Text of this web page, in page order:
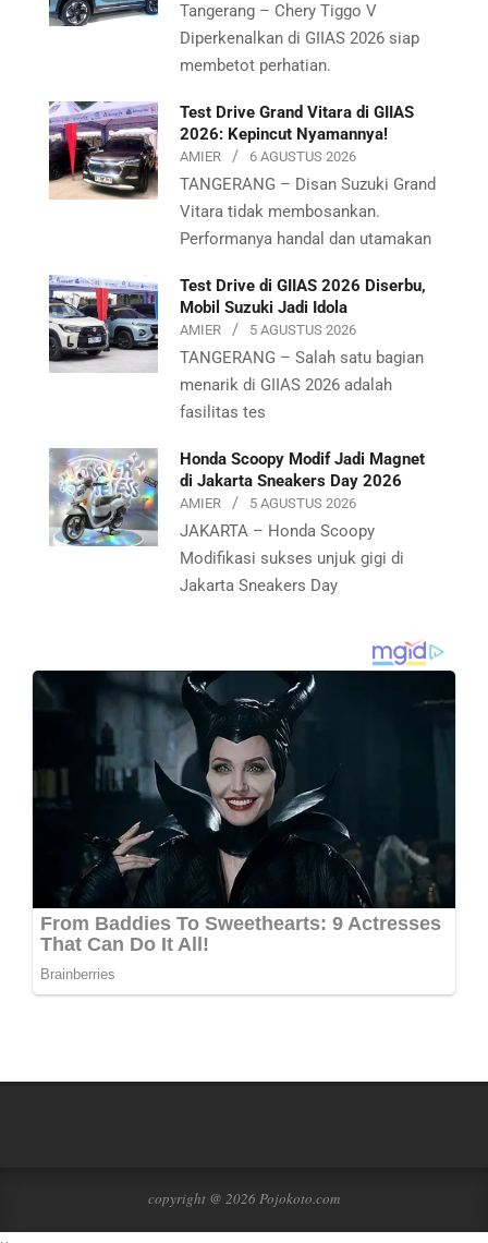
Tangerang – Chery Tiggo V
Diperkenalkan di GIIAS 2026 siap
membetot perhatian.
Test Drive Grand Vitara di GIIAS
2026: Kepincut Nyamannya!
AMIER 6 AGUSTUS 2026
TANGERANG – Disan Suzuki Grand
Vitara tidak membosankan.
Performanya handal dan utamakan
Test Drive di GIIAS 2026 Diserbu,
Mobil Suzuki Jadi Idola
AMIER 5 AGUSTUS 2026
TANGERANG – Salah satu bagian
menarik di GIIAS 2026 adalah
fasilitas tes
Honda Scoopy Modif Jadi Magnet
di Jakarta Sneakers Day 2026
AMIER 5 AGUSTUS 2026
JAKARTA – Honda Scoopy
Modifikasi sukses unjuk gigi di
Jakarta Sneakers Day
copyright @ 2026 Pojokoto.com